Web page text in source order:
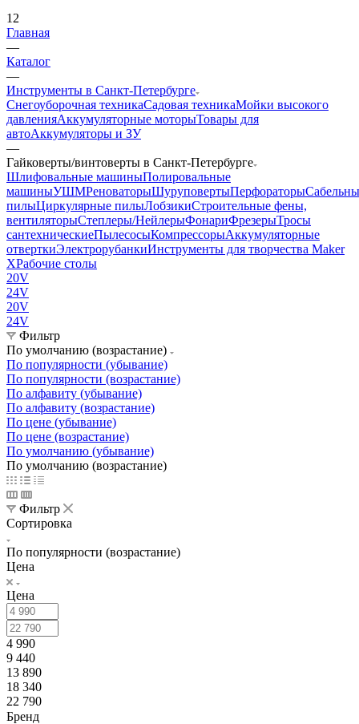
12
Главная
—
Каталог
—
Инструменты в Санкт-Петербурге
Снегоуборочная техникаСадовая техникаМойки высокого
давленияАккумуляторные моторыТовары для
автоАккумуляторы и ЗУ
—
Гайковерты/винтоверты в Санкт-Петербурге
Шлифовальные машиныПолировальные
машиныУШМРеноваторыШуруповертыПерфораторы
пилыЦиркулярные пилыЛобзикиСтроительные фены,
вентиляторыСтеплеры/НейлерыФонариФрезерыТросы
сантехническиеПылесосыКомпрессорыАккумуляторные
отверткиЭлектрорубанкиИнструменты для творчества Maker
XРабочие столы
20V
24V
20V
24V
Фильтр
По умолчанию (возрастание)
По популярности (убывание)
По популярности (возрастание)
По алфавиту (убывание)
По алфавиту (возрастание)
По цене (убывание)
По цене (возрастание)
По умолчанию (убывание)
По умолчанию (возрастание)
Фильтр
Сортировка
По популярности (возрастание)
Цена
Цена
4 990
9 440
13 890
18 340
22 790
Бренд